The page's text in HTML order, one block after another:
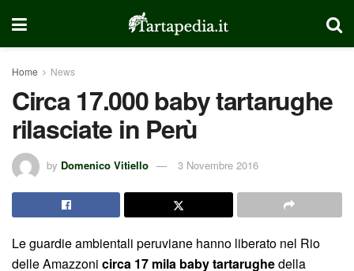
Home News
Circa 17.000 baby tartarughe
rilasciate in Perù
by Domenico Vitiello 3 Novembre 2016
Le guardie ambientali peruviane hanno liberato nel Rio
delle Amazzoni circa 17 mila baby tartarughedella